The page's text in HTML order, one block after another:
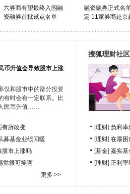
六券商有望最终入围融
资融券首批试点名单
融资融券正式名
定 11家券商赴京
币升值会导致股市上涨
仅和股市中的部分投资
有时会有一定联系。比
民币升值……
有所改变
募基金业绩回暖
股市上涨吗
觉很可笑啊
更多 >>
搜狐理财社
[理财] 负利率
[理财] 在最困
[基金] 嘉实基
[理财] 正利率